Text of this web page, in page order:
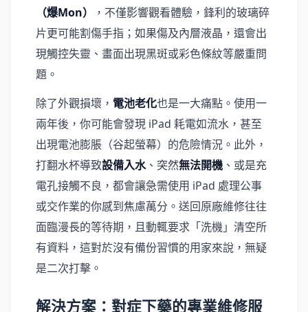
（爆Mon）
，不僅影響觀看體驗，鋒利的玻璃碎
片更可能割傷手指；如果傷及內層液晶，還會出
現觸控失靈、畫面出現黑斑或彩色條紋等嚴重問
題。
除了外觀損壞， 電池老化也是一大痛點。使用一
兩年後，你可能會發現 iPad 耗電如流水，甚至
出現電池膨脹（谷起螢幕）的危險情況。此外，
打翻水杯導致設備入水、突然無法開機 、或是充
電孔接觸不良，都會讓急需使用 iPad 處理公事
或交作業的你感到焦慮萬分。送回原廠維修往往
面臨漫長的等待期，且動輒要求「洗機」清空所
有資料，這對於沒有備份習慣的用家來說，無疑
是二次打擊。
解決方案：對症下藥的專業維修服